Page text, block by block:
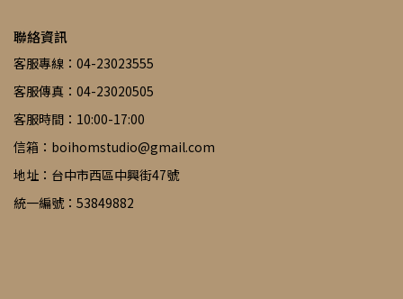
聯絡資訊
客服專線：04-23023555
客服傳真：04-23020505
客服時間：10:00-17:00
信箱：boihomstudio@gmail.com
地址：台中市西區中興街47號
統一編號：53849882